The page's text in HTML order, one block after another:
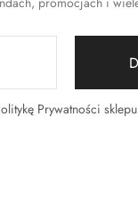
Prywatności sklepu